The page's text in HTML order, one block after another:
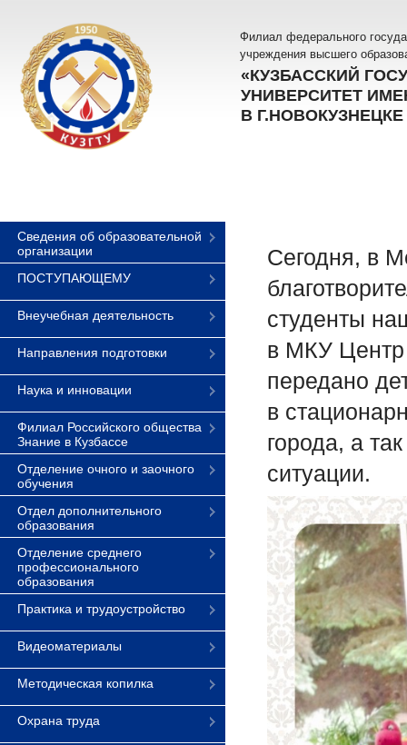
Филиал федерального
учреждения высшего
«КУЗБАССКИЙ
УНИВЕРСИТЕТ
В Г.НОВОКУЗНЕЦКЕ
Сведения об образовательной
организации
ПОСТУПАЮЩЕМУ
Внеучебная деятельность
Направления подготовки
Наука и инновации
Филиал Российского общества
Знание в Кузбассе
Отделение очного и заочного
обучения
Отдел дополнительного
образования
Отделение среднего
профессионального
образования
Практика и трудоустройство
Видеоматериалы
Методическая копилка
Охрана труда
Сегодня, в
студенты
в МКУ Центр
передано
в
города, а
ситуации.